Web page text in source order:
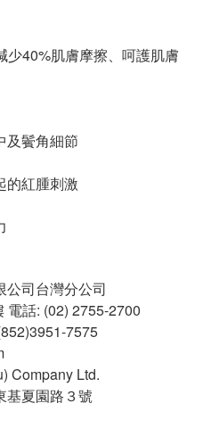
少40%肌膚摩擦、呵護肌膚
及鬢角細節
的紅腫刺激
公司台灣分公司
電話: (02) 2755-2700
7575
Company Ltd.
基夏園路３號